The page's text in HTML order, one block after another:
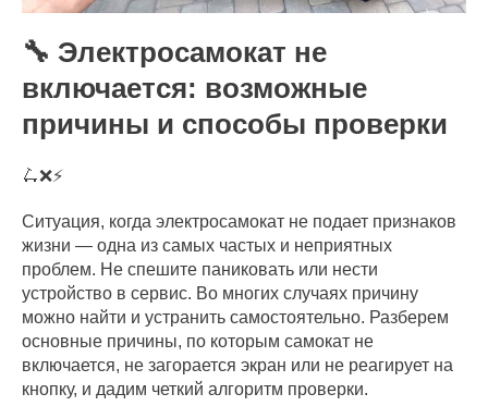
🔧 Электросамокат не
включается: возможные
причины и способы проверки
🛴❌⚡
Ситуация, когда электросамокат не подает признаков
жизни — одна из самых частых и неприятных
проблем. Не спешите паниковать или нести
устройство в сервис. Во многих случаях причину
можно найти и устранить самостоятельно. Разберем
основные причины, по которым самокат не
включается, не загорается экран или не реагирует на
кнопку, и дадим четкий алгоритм проверки.